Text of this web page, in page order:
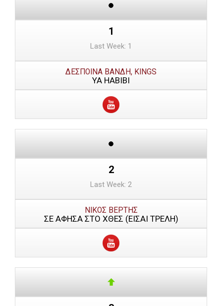
1
Last Week: 1
ΔΕΣΠΟΙΝΑ ΒΑΝΔΗ, KINGS
ΥΑ ΗΑΒΙΒΙ
2
Last Week: 2
ΝΙΚΟΣ ΒΕΡΤΗΣ
ΣΕ ΑΦΗΣΑ ΣΤΟ ΧΘΕΣ (ΕΙΣΑΙ ΤΡΕΛΗ)